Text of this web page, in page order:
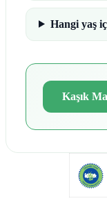
Hangi yaş
Kaşık